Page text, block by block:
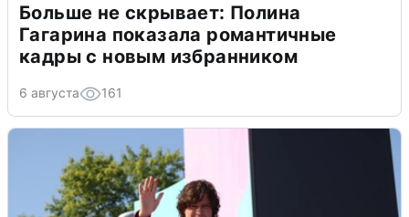
Больше не скрывает: Полина
Гагарина показала романтичные
кадры с новым избранником
6 августа 161